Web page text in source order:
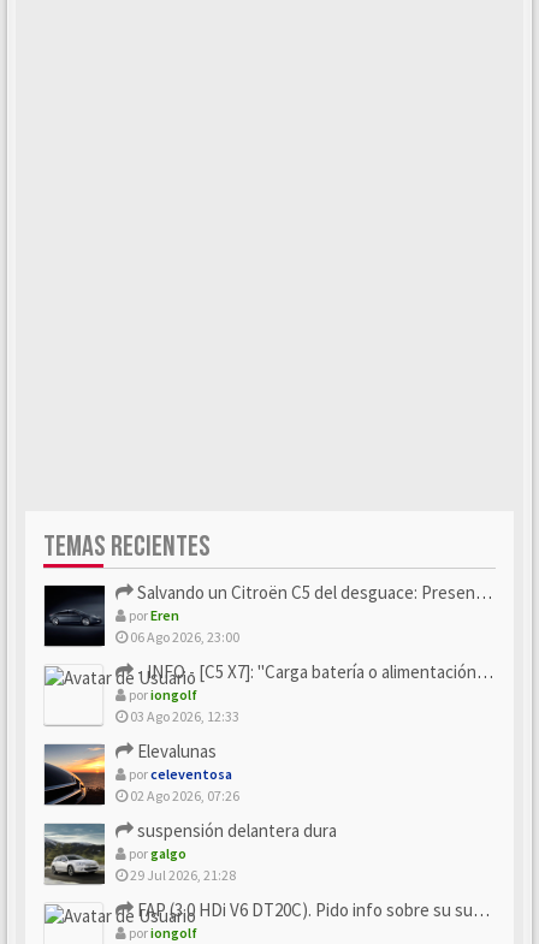
TEMAS RECIENTES
Salvando un Citroën C5 del desguace: Presentación y seguimiento
porEren
06 Ago 2026, 23:00
- INFO - [C5 X7]: "Carga batería o alimentación eléctri...
poriongolf
03 Ago 2026, 12:33
Elevalunas
porceleventosa
02 Ago 2026, 07:26
suspensión delantera dura
porgalgo
29 Jul 2026, 21:28
FAP (3.0 HDi V6 DT20C). Pido info sobre su sustitución
poriongolf